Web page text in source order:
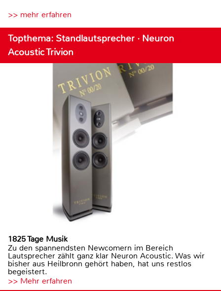
>> mehr erfahren
Topthema: Standlautsprecher · Neuron
Acoustic Trivion
1825 Tage Musik
Zu den spannendsten Newcomern im Bereich
Lautsprecher zählt ganz klar Neuron Acoustic. Was wir
bisher aus Heilbronn gehört haben, hat uns restlos
begeistert.
>> Mehr erfahren